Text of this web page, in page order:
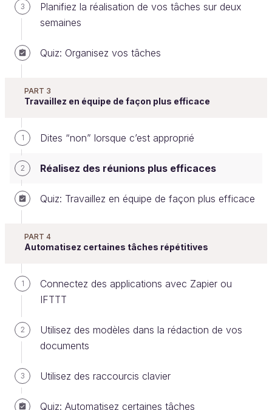
3
Planifiez la réalisation de vos tâches sur deux
semaines
Quiz: Organisez vos tâches
PART 3
Travaillez en équipe de façon plus efficace
1 Dites “non” lorsque c’est approprié
2 Réalisez des réunions plus efficaces
Quiz: Travaillez en équipe de façon plus efficace
PART 4
Automatisez certaines tâches répétitives
1
Connectez des applications avec Zapier ou
IFTTT
2
Utilisez des modèles dans la rédaction de vos
documents
3 Utilisez des raccourcis clavier
Quiz: Automatisez certaines tâches
un rendez-vous ou une réunion permet souvent de
les éviter et ainsi gagner un temps précieux pour les
collaborateurs qui y participent ; sans compter le
temps et les frais pour s’y rendre.
choses suivantes :
Consulter pour avoir un avis ;
Informer.
Si c'est difficile d'échapper aux premiers, le
deuxième type de réunion peut se faire en
asynchrone, en exposant les solutions par mail
et rédigeant une demande claire.
Par contre,
purement informatives. Si c’est une réunion que
vous voulez conduire, faites une vidéo commentée
fait très bien), envoyez le lien par mail aux
participants et demandez une confirmation après
un lien Google Form ou Type Form.